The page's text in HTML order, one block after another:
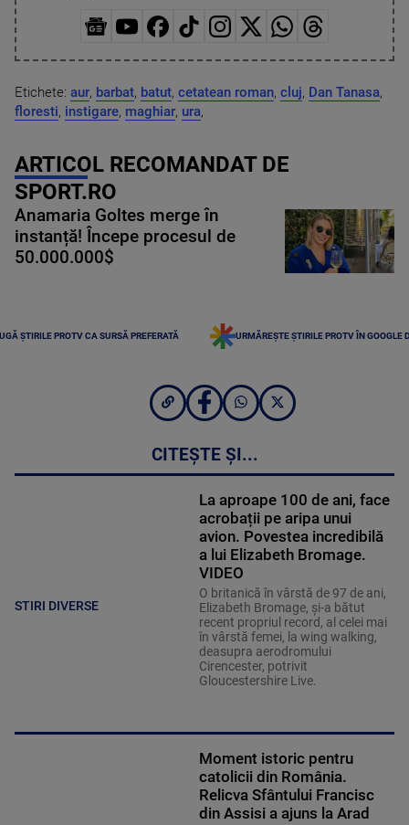
Etichete: aur, barbat, batut, cetatean roman, cluj, Dan Tanasa,
floresti, instigare, maghiar, ura,
ARTICOL RECOMANDAT DE
SPORT.RO
Anamaria Goltes merge în
instanță! Începe procesul de
50.000.000$
ȘTIRILE PROTV CA SURSĂ PREFERATĂ URMĂREȘTE ȘTIRILE PROTV ÎN GOOGLE
CITEȘTE ȘI...
STIRI DIVERSE
La aproape 100 de ani, face
acrobații pe aripa unui
avion. Povestea incredibilă
a lui Elizabeth Bromage.
VIDEO
O britanică în vârstă de 97 de ani,
Elizabeth Bromage, şi-a bătut
recent propriul record, al celei mai
în vârstă femei, la wing walking,
deasupra aerodromului
Cirencester, potrivit
Gloucestershire Live.
Moment istoric pentru
catolicii din România.
Relicva Sfântului Francisc
din Assisi a ajuns la Arad